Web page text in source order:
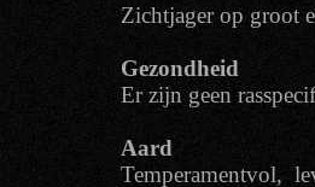
Zichtjager op groot
Gezondheid
Er zijn geen
Aard
Temperamentvol,